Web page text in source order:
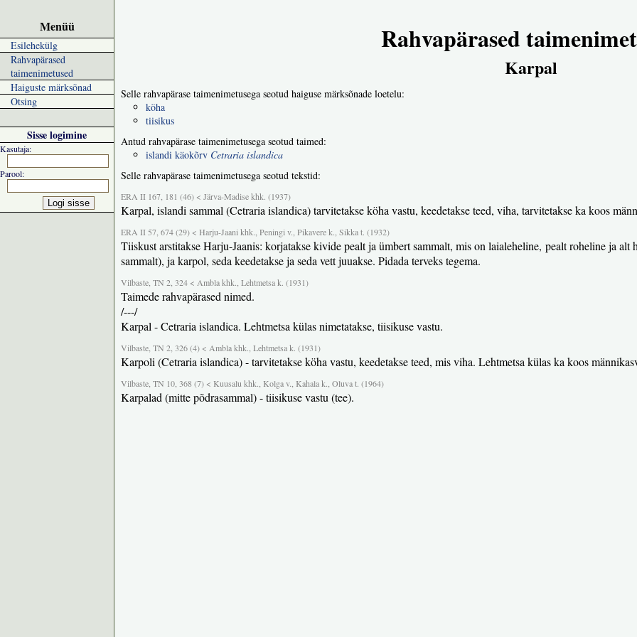
Menüü
Esilehekülg
Rahvapärased
taimenimetused
Haiguste märksõnad
Otsing
Sisse logimine
Kasutaja:
Parool:
Rahvapärased
Karpal
Selle rahvapärase taimenimetusega seotud haiguse märksõnade loetelu:
köha
tiisikus
Antud rahvapärase taimenimetusega seotud taimed:
islandi käokõrv Cetraria islandica
Selle rahvapärase taimenimetusega seotud tekstid:
ERA II 167, 181 (46) < Järva-Madise khk. (1937)
Karpal, islandi sammal (Cetraria islandica) tarvitetakse köha vastu, keedetakse teed, viha, tarvitetakse ka koos
ERA II 57, 674 (29) < Harju-Jaani khk., Peningi v., Pikavere k., Sikka t. (1932)
Tiiskust arstitakse Harju-Jaanis: korjatakse kivide pealt ja ümbert sammalt, mis on laialeheline, pealt roheline ja alt
sammalt), ja karpol, seda keedetakse ja seda vett juuakse. Pidada terveks tegema.
Vilbaste, TN 2, 324 < Ambla khk., Lehtmetsa k. (1931)
Taimede rahvapärased nimed.
/---/
Karpal - Cetraria islandica. Lehtmetsa külas nimetatakse, tiisikuse vastu.
Vilbaste, TN 2, 326 (4) < Ambla khk., Lehtmetsa k. (1931)
Karpoli (Cetraria islandica) - tarvitetakse köha vastu, keedetakse teed, mis viha. Lehtmetsa külas ka koos
Vilbaste, TN 10, 368 (7) < Kuusalu khk., Kolga v., Kahala k., Oluva t. (1964)
Karpalad (mitte põdrasammal) - tiisikuse vastu (tee).